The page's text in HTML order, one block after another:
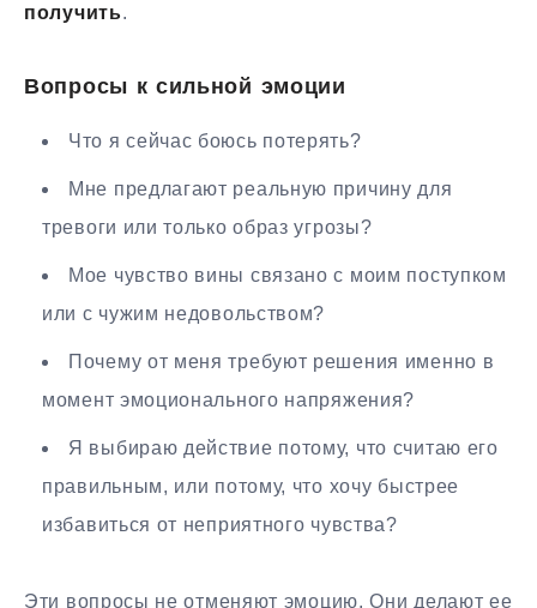
получить.
Вопросы к сильной эмоции
Что я сейчас боюсь потерять?
Мне предлагают реальную причину для
тревоги или только образ угрозы?
Мое чувство вины связано с моим поступком
или с чужим недовольством?
Почему от меня требуют решения именно в
момент эмоционального напряжения?
Я выбираю действие потому, что считаю его
правильным, или потому, что хочу быстрее
избавиться от неприятного чувства?
Эти вопросы не отменяют эмоцию. Они делают ее